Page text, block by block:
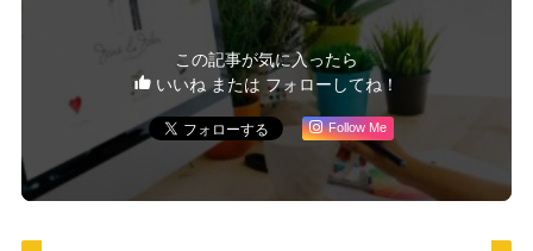
この記事が気に入ったら
いいね または フォローしてね！
Follow Me